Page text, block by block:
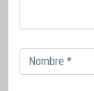
Correo
electrónico